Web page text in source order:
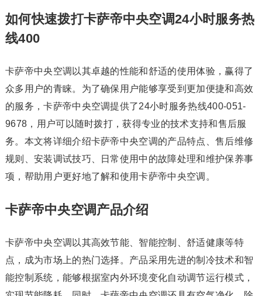
如何快速拨打卡萨帝中央空调24小时服务热
线400
卡萨帝中央空调以其卓越的性能和舒适的使用体验，赢得了
众多用户的青睐。为了确保用户能够享受到更加便捷和高效
的服务，卡萨帝中央空调提供了24小时服务热线400-051-
9678，用户可以随时拨打，获得专业的技术支持和售后服
务。本文将详细介绍卡萨帝中央空调的产品特点、售后维修
规则、安装调试技巧、日常使用中的故障处理和维护保养事
项，帮助用户更好地了解和使用卡萨帝中央空调。
卡萨帝中央空调产品介绍
卡萨帝中央空调以其高效节能、智能控制、舒适健康等特
点，成为市场上的热门选择。产品采用先进的制冷技术和智
能控制系统，能够根据室内外环境变化自动调节运行模式，